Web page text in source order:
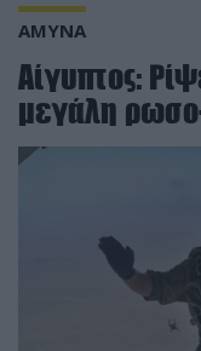
ΑΜΥΝΑ
Αίγυπτος:
μεγάλη